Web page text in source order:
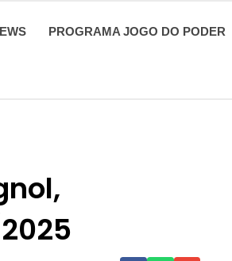
PROGRAMA JOGO DO PODER